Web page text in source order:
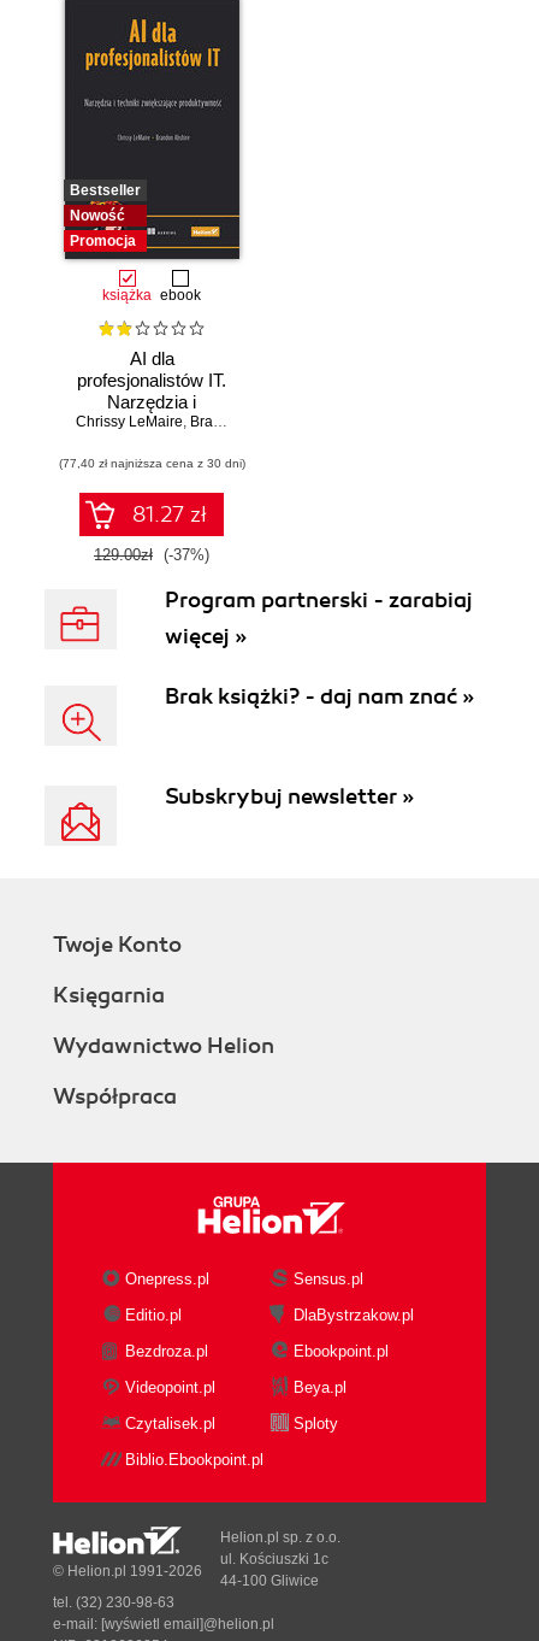
Bestseller
Nowość
Promocja
książka ebook
AI dla
profesjonalistów IT.
Narzędzia i
techniki
produktywność
Chrissy LeMaire, Brandon Abshire
(77,40 zł najniższa cena z 30 dni)
81.27 zł
129.00zł (-37%)
Program partnerski - zarabiaj
więcej »
Brak książki? - daj nam znać »
Subskrybuj newsletter »
Twoje Konto
Księgarnia
Wydawnictwo Helion
Współpraca
Onepress.pl
Sensus.pl
Editio.pl
DlaBystrzakow.pl
Bezdroza.pl
Ebookpoint.pl
Videopoint.pl
Beya.pl
Czytalisek.pl
Sploty
Biblio.Ebookpoint.pl
© Helion.pl 1991-2026
Helion.pl sp. z o.o.
ul. Kościuszki 1c
44-100 Gliwice
tel. (32) 230-98-63
e-mail: [wyświetl email]@helion.pl